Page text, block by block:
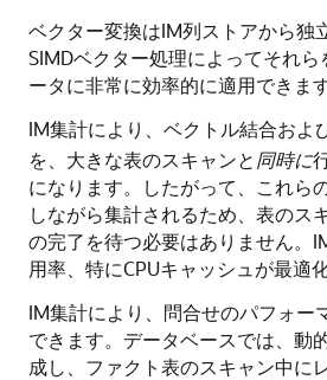
ベクター変換はIM列ストアから独
SIMDベクター処理によってそれ
ータに非常に効率的に適用できます
IM集計により、ベクトル結合およ
を、大きな表のスキャンと同時に
になります。したがって、これら
しながら集計されるため、表のス
の完了を待つ必要はありません。
用率、特にCPUキャッシュが最適
IM集計により、問合せのパフォー
できます。データベースでは、動
成し、ファクト表のスキャン中に